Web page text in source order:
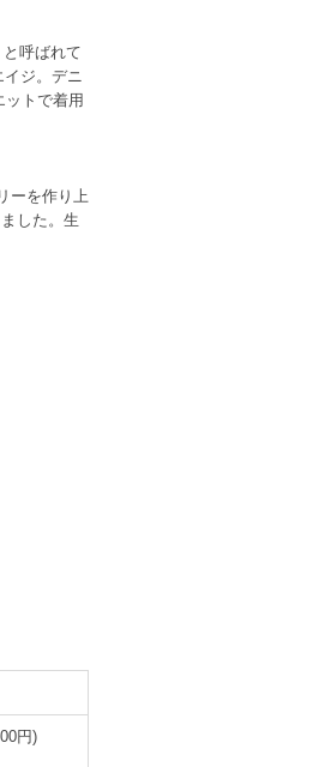
呼ばれて
ジ。デニ
トで着用
ーを作り上
した。生
円)